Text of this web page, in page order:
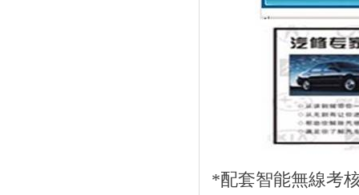
*配套智能無線考